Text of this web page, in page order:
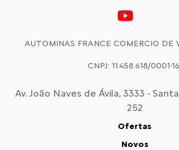
AUTOMINAS FRANCE COMERCIO DE
CNPJ: 11.458.618/0001-16
Av. João Naves de Ávila, 3333 -
252
Ofertas
Novos